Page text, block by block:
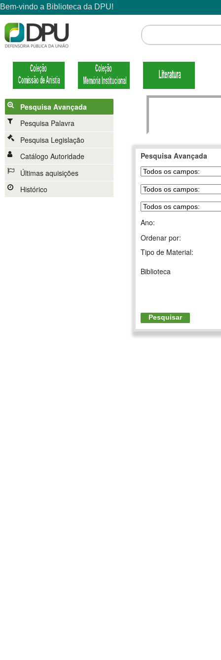
Pesquisa Avançada
Pesquisa Palavra
Pesquisa Legislação
Catálogo Autoridade
Últimas aquisições
Histórico
Pesquisa Avançada
Ano:
Ordenar por:
Tipo de Material:
Biblioteca
Pesquisar